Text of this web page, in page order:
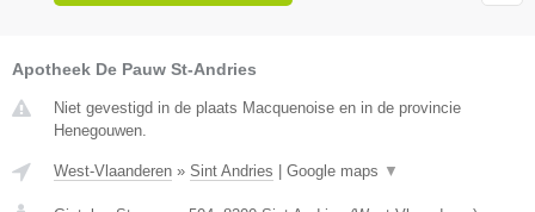
Apotheek De Pauw St-Andries
Niet gevestigd in de plaats Macquenoise en in de provincie
Henegouwen.
West-Vlaanderen » Sint Andries Google maps ▼